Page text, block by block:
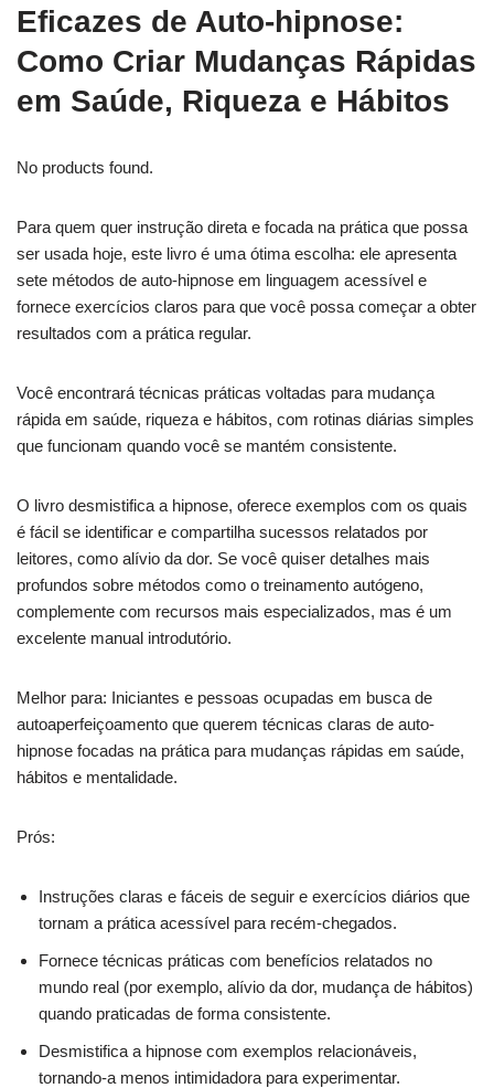
Eficazes de Auto-hipnose:
Como Criar Mudanças Rápidas
em Saúde, Riqueza e Hábitos
No products found.
Para quem quer instrução direta e focada na prática que possa
ser usada hoje, este livro é uma ótima escolha: ele apresenta
sete métodos de auto-hipnose em linguagem acessível e
fornece exercícios claros para que você possa começar a obter
resultados com a prática regular.
Você encontrará técnicas práticas voltadas para mudança
rápida em saúde, riqueza e hábitos, com rotinas diárias simples
que funcionam quando você se mantém consistente.
O livro desmistifica a hipnose, oferece exemplos com os quais
é fácil se identificar e compartilha sucessos relatados por
leitores, como alívio da dor. Se você quiser detalhes mais
profundos sobre métodos como o treinamento autógeno,
complemente com recursos mais especializados, mas é um
excelente manual introdutório.
Melhor para: Iniciantes e pessoas ocupadas em busca de
autoaperfeiçoamento que querem técnicas claras de auto-
hipnose focadas na prática para mudanças rápidas em saúde,
hábitos e mentalidade.
Prós:
Instruções claras e fáceis de seguir e exercícios diários que
tornam a prática acessível para recém-chegados.
Fornece técnicas práticas com benefícios relatados no
mundo real (por exemplo, alívio da dor, mudança de hábitos)
quando praticadas de forma consistente.
Desmistifica a hipnose com exemplos relacionáveis,
tornando-a menos intimidadora para experimentar.